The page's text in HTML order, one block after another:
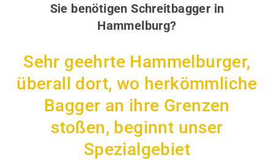
Sie benötigen Schreitbagger in
Hammelburg?
Sehr geehrte Hammelburger,
überall dort, wo herkömmliche
Bagger an ihre Grenzen
stoßen, beginnt unser
Spezialgebiet